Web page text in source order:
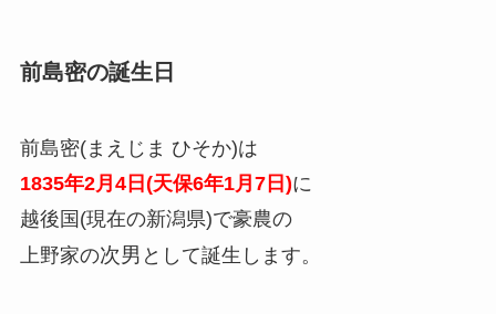
前島密の誕生日
前島密(まえじま ひそか)は
1835年2月4日(天保6年1月7日)に
越後国(現在の新潟県)で豪農の
上野家の次男 として誕生します。